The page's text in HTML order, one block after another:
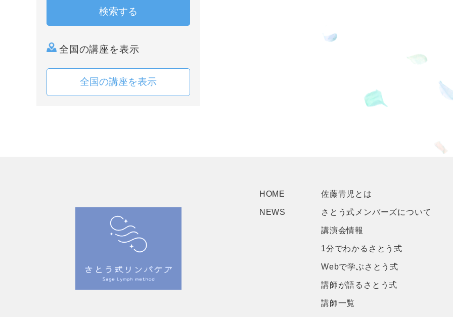
検索する
全国の講座を表示
全国の講座を表示
HOME
NEWS
佐藤青児とは
さとう式メンバーズについて
講演会情報
1分でわかるさとう式
Webで学ぶさとう式
講師が語るさとう式
講師一覧